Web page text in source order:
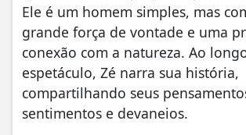
Ele é um homem simples, mas
grande força de vontade e uma
conexão com a natureza. Ao
espetáculo, Zé narra sua história,
compartilhando seus
sentimentos e devaneios.